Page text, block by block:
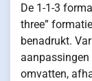
De 1-1-3
three”
benadrukt.
omvatten,